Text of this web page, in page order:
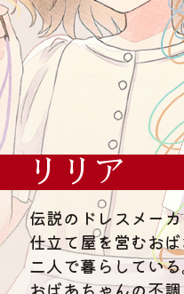
リリア
伝説のドレスメーカ
仕立て屋を営むお
二人で暮らしてい
おばあちゃんの不